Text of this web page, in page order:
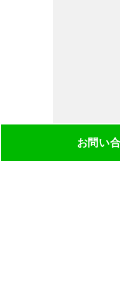
お問い